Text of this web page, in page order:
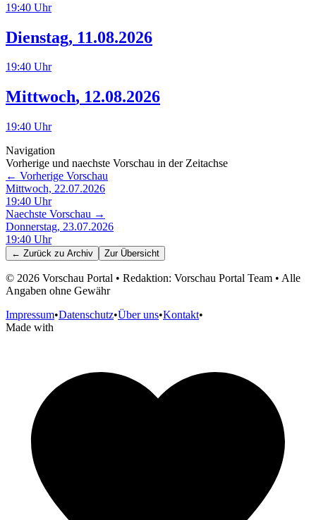
19:40 Uhr
Dienstag, 11.08.2026
19:40 Uhr
Mittwoch, 12.08.2026
19:40 Uhr
Navigation
Vorherige und naechste Vorschau in der Zeitachse
← Vorherige Vorschau
Mittwoch, 22.07.2026
19:40 Uhr
Naechste Vorschau →
Donnerstag, 23.07.2026
19:40 Uhr
← Zurück zu Archiv Zur Übersicht
© 2026 Vorschau Portal • Redaktion: Vorschau Portal Team • Alle
Angaben ohne Gewähr
Impressum•Datenschutz•Über uns•Kontakt•
Made with